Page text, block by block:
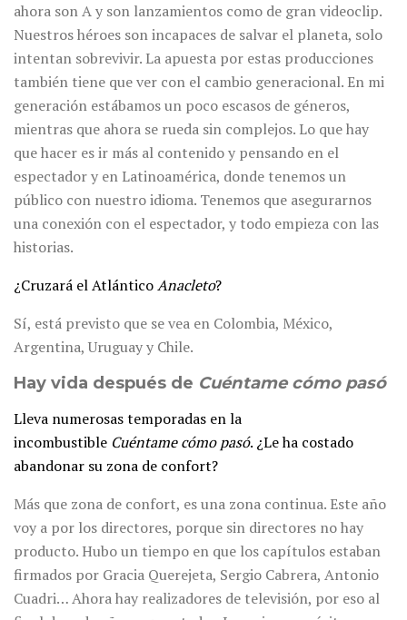
ahora son A y son lanzamientos como de gran videoclip.
Nuestros héroes son incapaces de salvar el planeta, solo
intentan sobrevivir. La apuesta por estas producciones
también tiene que ver con el cambio generacional. En mi
generación estábamos un poco escasos de géneros,
mientras que ahora se rueda sin complejos. Lo que hay
que hacer es ir más al contenido y pensando en el
espectador y en Latinoamérica, donde tenemos un
público con nuestro idioma. Tenemos que asegurarnos
una conexión con el espectador, y todo empieza con las
historias.
¿Cruzará el AtlánticoAnacleto?
Sí, está previsto que se vea en Colombia, México,
Argentina, Uruguay y Chile.
Hay vida después de Cuéntame cómo pasó
Lleva numerosas temporadas en la
incombustible Cuéntame cómo pasó. ¿Le ha costado
abandonar su zona de confort?
Más que zona de confort, es una zona continua. Este año
voy a por los directores, porque sin directores no hay
producto. Hubo un tiempo en que los capítulos estaban
firmados por Gracia Querejeta, Sergio Cabrera, Antonio
Cuadri… Ahora hay realizadores de televisión, por eso al